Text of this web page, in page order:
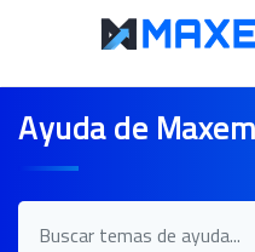
Ayuda de